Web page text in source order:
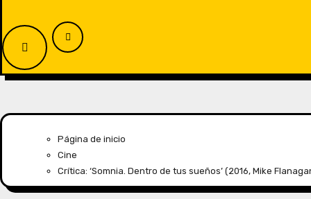
Página de inicio
Cine
Crítica: ‘Somnia. Dentro de tus sueños’ (2016, Mike